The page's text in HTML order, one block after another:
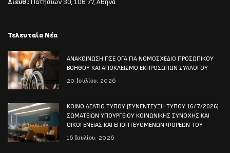
Διεύθ.:Πατησίων 30, 106 77, Αθήνα
Τελευταία Νέα
ΑΝΑΚΟΙΝΩΣΗ ΠΣΕ ΟΓΑ ΓΙΑ ΝΟΜΟΣΧΕΔΙΟ ΠΡΟΣΩΠΙΚΟΥ
ΒΟΗΘΟΥ ΚΑΙ ΑΠΟΚΛΕΙΣΜΟ ΕΚΠΡΟΣΩΠΩΝ ΣΥΛΛΟΓΟΥ
20 Ιουλίου, 2026
ΚΟΙΝΟ ΔΕΛΤΙΟ ΤΥΠΟΥ (ΣΥΝΕΝΤΕΥΞΗ ΤΥΠΟΥ 16/7/2026)
ΣΩΜΑΤΕΙΩΝ ΥΠΟΥΡΓΕΙΟΥ ΚΟΙΝΩΝΙΚΗΣ ΣΥΝΟΧΗΣ ΚΑΙ
ΟΙΚΟΓΕΝΕΙΑΣ ΚΑΙ ΕΠΟΠΤΕΥΟΜΕΝΩΝ ΦΟΡΕΩΝ ΤΟΥ
16 Ιουλίου, 2026